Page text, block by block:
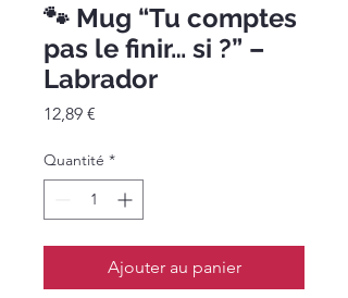
🐾 Mug “Tu comptes
pas le finir… si ?” –
Labrador
12,89 €
Quantité *
Ajouter au panier